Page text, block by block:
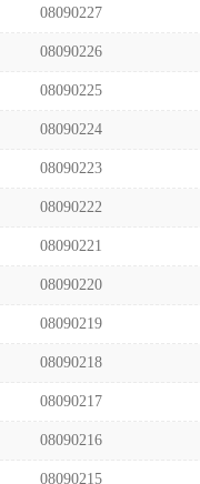
08090227
08090226
08090225
08090224
08090223
08090222
08090221
08090220
08090219
08090218
08090217
08090216
08090215